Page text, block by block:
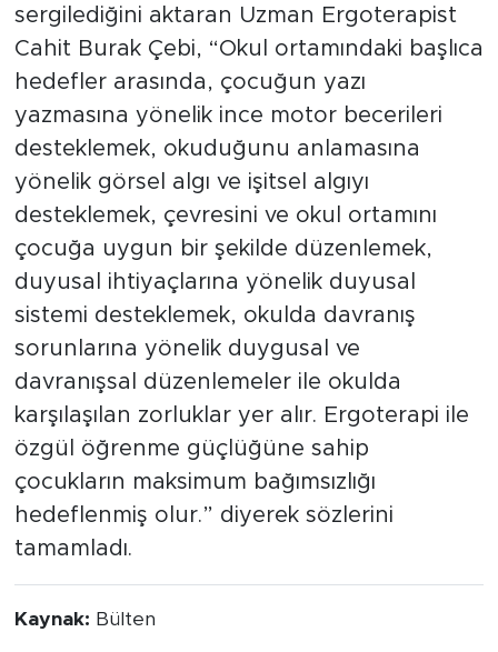
sergilediğini aktaran Uzman Ergoterapist
Cahit Burak Çebi, “Okul ortamındaki başlıca
hedefler arasında, çocuğun yazı
yazmasına yönelik ince motor becerileri
desteklemek, okuduğunu anlamasına
yönelik görsel algı ve işitsel algıyı
desteklemek, çevresini ve okul ortamını
çocuğa uygun bir şekilde düzenlemek,
duyusal ihtiyaçlarına yönelik duyusal
sistemi desteklemek, okulda davranış
sorunlarına yönelik duygusal ve
davranışsal düzenlemeler ile okulda
karşılaşılan zorluklar yer alır. Ergoterapi ile
özgül öğrenme güçlüğüne sahip
çocukların maksimum bağımsızlığı
hedeflenmiş olur.” diyerek sözlerini
tamamladı.
Kaynak: Bülten